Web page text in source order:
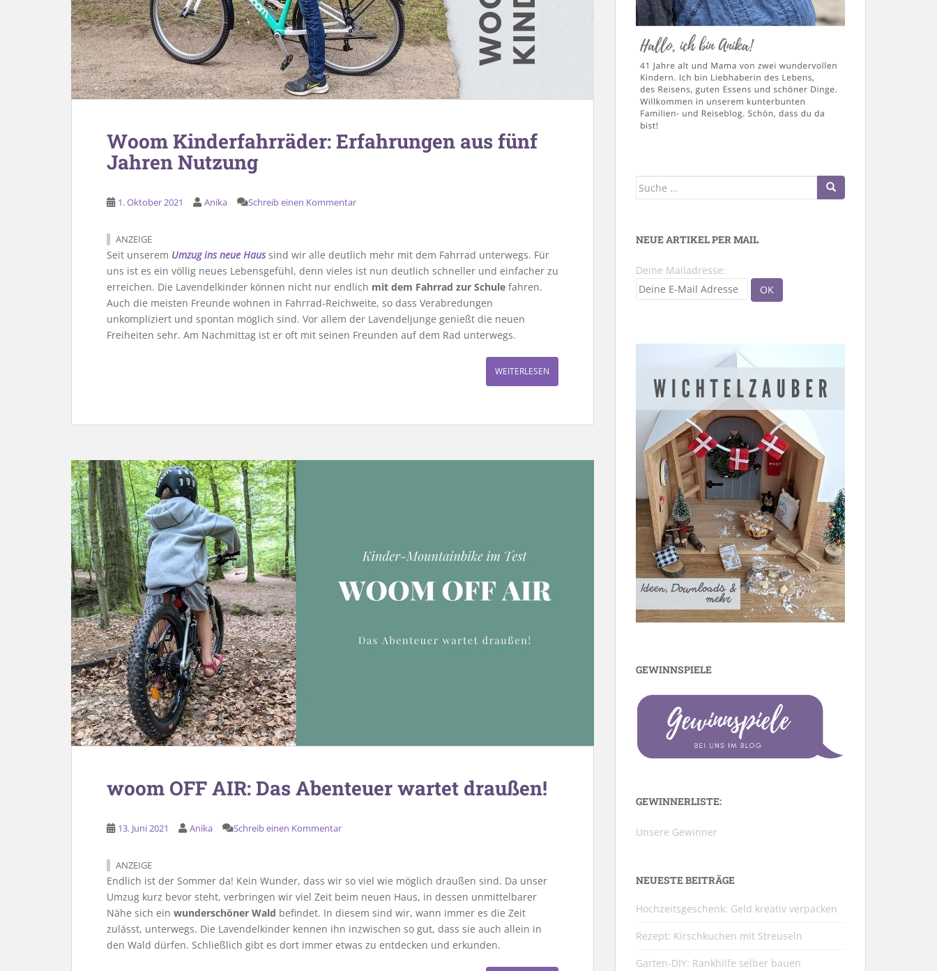
Woom Kinderfahrräder: Erfahrungen aus fünf
Jahren Nutzung
1. Oktober 2021 Anika Schreib einen Kommentar
ANZEIGE
Seit unserem Umzug ins neue Haussind wir alle deutlich mehr mit dem Fahrrad unterwegs. Für
uns ist es ein völlig neues Lebensgefühl, denn vieles ist nun deutlich schneller und einfacher zu
erreichen. Die Lavendelkinder können nicht nur endlich mit dem Fahrrad zur Schule fahren.
Auch die meisten Freunde wohnen in Fahrrad-Reichweite, so dass Verabredungen
unkompliziert und spontan möglich sind. Vor allem der Lavendeljunge genießt die neuen
Freiheiten sehr. Am Nachmittag ist er oft mit seinen Freunden auf dem Rad unterwegs.
WEITERLESEN
woom OFF AIR: Das Abenteuer wartet draußen!
13. Juni 2021 Anika Schreib einen Kommentar
ANZEIGE
Endlich ist der Sommer da! Kein Wunder, dass wir so viel wie möglich draußen sind. Da unser
Umzug kurz bevor steht, verbringen wir viel Zeit beim neuen Haus, in dessen unmittelbarer
Nähe sich ein wunderschöner Wald befindet. In diesem sind wir, wann immer es die Zeit
zulässt, unterwegs. Die Lavendelkinder kennen ihn inzwischen so gut, dass sie auch allein in
den Wald dürfen. Schließlich gibt es dort immer etwas zu entdecken und erkunden.
Suche
NEUE ARTIKEL PER MAIL
Deine Mailadresse:
GEWINNSPIELE
GEWINNERLISTE:
Unsere Gewinner
NEUESTE BEITRÄGE
Hochzeitsgeschenk: Geld kreativ verpacken
Rezept: Kirschkuchen mit Streuseln
Garten-DIY: Rankhilfe selber bauen